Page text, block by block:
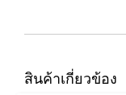
สินค้าเกี่ยวข้อง